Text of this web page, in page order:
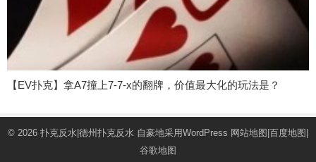
【EV扑克】拿A7撞上7-7-x的翻牌，价值最大化的玩法是？
© 2026 扑克反水|德州扑克反水 自豪地采用WordPress 网站地图 百度地图
谷歌地图